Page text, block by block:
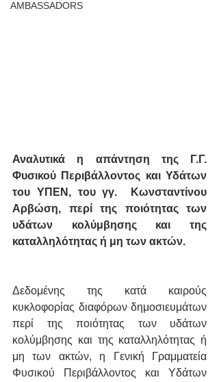
AMBASSADORS
Αναλυτικά η απάντηση της Γ.Γ.
Φυσικού Περιβάλλοντος και Υδάτων
του ΥΠΕΝ, του γγ.  Κωνσταντίνου
Αρβώση, περί της ποιότητας των
υδάτων κολύμβησης και της
καταλληλότητας ή μη των ακτών.
Δεδομένης της κατά καιρούς
κυκλοφορίας διαφόρων δημοσιευμάτων
περί της ποιότητας των υδάτων
κολύμβησης και της καταλληλότητας ή
μη των ακτών, η Γενική Γραμματεία
Φυσικού Περιβάλλοντος και Υδάτων